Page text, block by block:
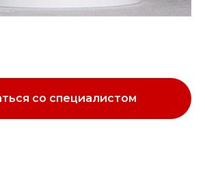
со специалистом